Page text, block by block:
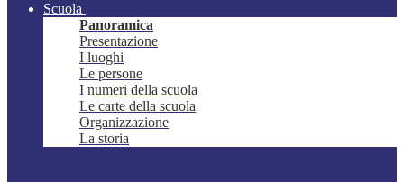
Scuola
Panoramica
Presentazione
I luoghi
Le persone
I numeri della scuola
Le carte della scuola
Organizzazione
La storia